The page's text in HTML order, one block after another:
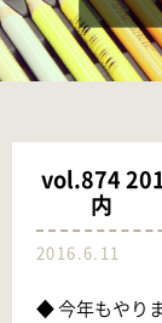
vol.874
内
2016.6.11
◆ 今年もやり